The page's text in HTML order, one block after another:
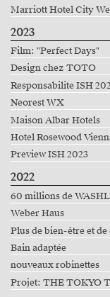
Marriott Hotel City
2023
Film: "Perfect Days"
Design chez TOTO
Responsabilite ISH
Neorest WX
Maison Albar Hotels
Hotel Rosewood
Preview ISH 2023
2022
60 millions de
Weber Haus
Plus de bien-être et
Bain adaptée
nouveaux robinettes
Projet: THE TOKYO